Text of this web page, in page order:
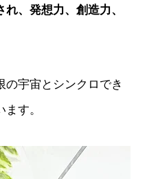
、発想力、創造力、
の宇宙とシンクロでき
す。